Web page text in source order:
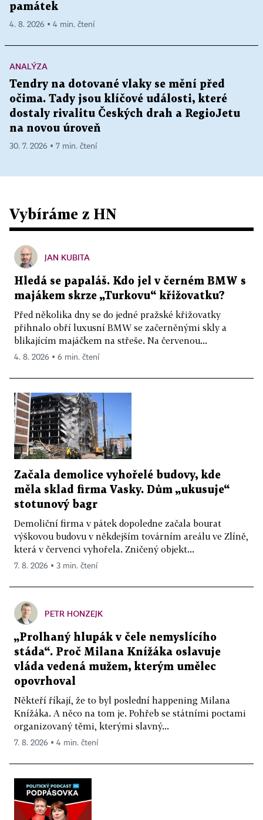
památek
4. 8. 2026 ▪ 4 min. čtení
ANALÝZA
Tendry na dotované vlaky se mění před
očima. Tady jsou klíčové události, které
dostaly rivalitu Českých drah a RegioJetu
na novou úroveň
30. 7. 2026 ▪ 7 min. čtení
Vybíráme z HN
JAN KUBITA
Hledá se papaláš. Kdo jel v černém BMW s
majákem skrze „Turkovu“ křižovatku?
Před několika dny se do jedné pražské křižovatky
přihnalo obří luxusní BMW se začerněnými skly a
blikajícím majáčkem na střeše. Na červenou...
4. 8. 2026 ▪ 6 min. čtení
Začala demolice vyhořelé budovy, kde
měla sklad firma Vasky. Dům „ukusuje“
stotunový bagr
Demoliční firma v pátek dopoledne začala bourat
výškovou budovu v někdejším továrním areálu ve Zlíně,
která v červenci vyhořela. Zničený objekt...
7. 8. 2026 ▪ 3 min. čtení
PETR HONZEJK
„Prolhaný hlupák v čele nemyslícího
stáda“. Proč Milana Knížáka oslavuje
vláda vedená mužem, kterým umělec
opovrhoval
Někteří říkají, že to byl poslední happening Milana
Knížáka. A něco na tom je. Pohřeb se státními poctami
organizovaný těmi, kterými slavný...
7. 8. 2026 ▪ 4 min. čtení